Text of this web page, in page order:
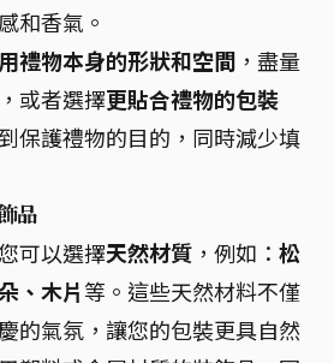
和香氣。
禮物本身的形狀和空間 ，盡量
或者選擇更貼合禮物的包裝
保護禮物的目的，同時減少填
品
可以選擇天然材質 ，例如： 松
、木片等。這些天然材料不僅
的氣氛，讓您的包裝更具自然